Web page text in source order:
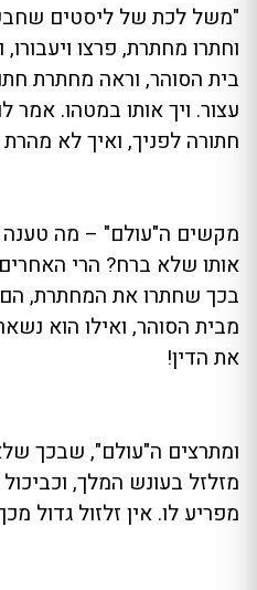
"משל לכת של ליסטים
וחתרו מחתרת, פרצו
בית הסוהר, וראה מחתרת
עצור. ויך אותו במטהו.
חתורה לפניך, ואיך לא
מקשים ה"עולם" – מה
אותו שלא ברח? הרי
בכך שחתרו את המחתרת,
מבית הסוהר, ואילו הוא
את הדין!
ומתרצים ה"עולם", שבכך
מזלזל בעונש המלך,
מפריע לו. אין זלזול גדול